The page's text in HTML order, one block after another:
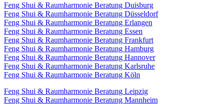
Feng Shui & Raumharmonie Beratung Duisburg
Feng Shui & Raumharmonie Beratung Düsseldorf
Feng Shui & Raumharmonie Beratung Erlangen
Feng Shui & Raumharmonie Beratung Essen
Feng Shui & Raumharmonie Beratung Frankfurt
Feng Shui & Raumharmonie Beratung Hamburg
Feng Shui & Raumharmonie Beratung Hannover
Feng Shui & Raumharmonie Beratung Karlsruhe
Feng Shui & Raumharmonie Beratung Köln
Feng Shui & Raumharmonie Beratung Leipzig
Feng Shui & Raumharmonie Beratung Mannheim